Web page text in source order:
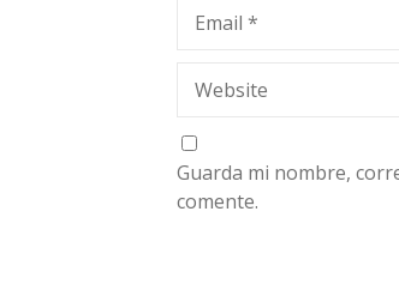
Email *
Website
Guarda mi nombre,
comente.